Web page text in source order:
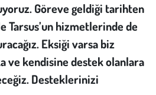
Göreve geldiği tarihten
Tarsus’un hizmetlerinde de
Eksiği varsa biz
ve kendisine destek olanlara
Desteklerinizi